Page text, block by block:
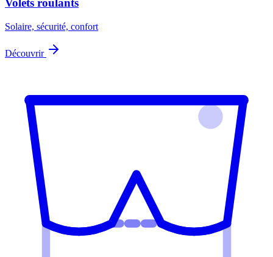
Volets roulants
Solaire, sécurité, confort
Découvrir